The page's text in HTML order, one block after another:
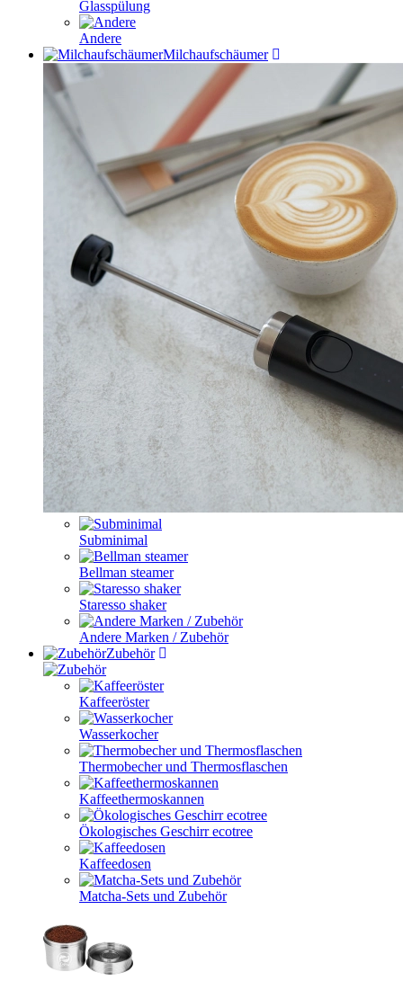
Glasspülung
Andere
Milchaufschäumer
Subminimal
Bellman steamer
Staresso shaker
Andere Marken / Zubehör
Zubehör
Kaffeeröster
Wasserkocher
Thermobecher und Thermosflaschen
Kaffeethermoskannen
Ökologisches Geschirr ecotree
Kaffeedosen
Matcha-Sets und Zubehör